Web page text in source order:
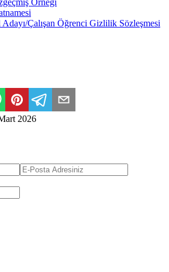
Örneği
Adayı/Çalışan Öğrenci Gizlilik Sözleşmesi
2026